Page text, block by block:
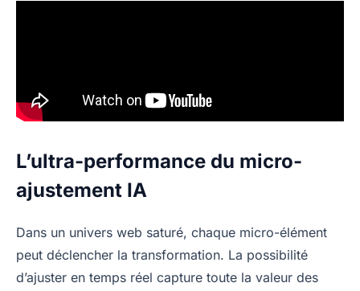
L’ultra-performance du micro-
ajustement IA
Dans un univers web saturé, chaque micro-élément
peut déclencher la transformation. La possibilité
d’ajuster en temps réel capture toute la valeur des